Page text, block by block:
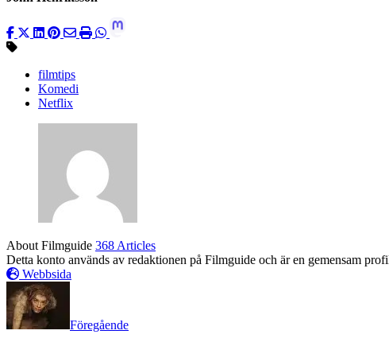
filmtips
Komedi
Netflix
About Filmguide 368 Articles
Detta konto används av redaktionen på Filmguide och är en gemensam
Webbsida
Föregående